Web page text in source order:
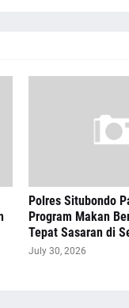
Polres Situbondo
Program Makan
Tepat Sasaran di
July 30, 2026